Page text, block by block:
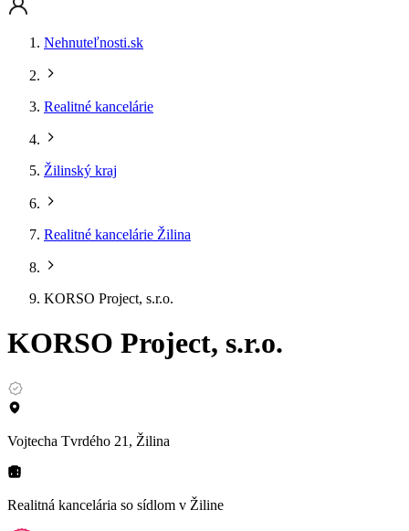
Nehnuteľnosti.sk
Realitné kancelárie
Žilinský kraj
Realitné kancelárie Žilina
KORSO Project, s.r.o.
KORSO Project, s.r.o.
Vojtecha Tvrdého 21, Žilina
Realitná kancelária so sídlom v Žiline